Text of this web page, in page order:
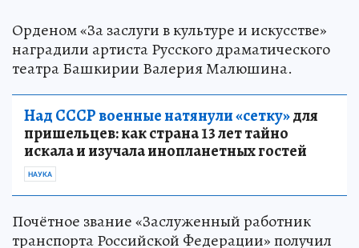
Орденом «За заслуги в культуре и искусстве»
наградили артиста Русского драматического
театра Башкирии Валерия Малюшина.
Над СССР военные натянули «сетку»для
пришельцев: как страна 13 лет тайно
искала и изучала инопланетных гостей
НАУКА
Почётное звание «Заслуженный работник
транспорта Российской Федерации» получил